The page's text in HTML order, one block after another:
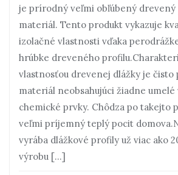
je prírodný veľmi obľúbený drevený
materiál. Tento produkt vykazuje
izolačné vlastnosti vďaka
hrúbke dreveného
vlastnosťou drevenej dlážky je
materiál neobsahujúci žiadne umelé
chemické prvky. Chôdza po takejto
veľmi príjemný teplý pocit
vyrába dlážkové profily už viac ako
výrobu […]